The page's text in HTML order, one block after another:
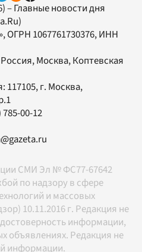
– Главные новости дня
, ОГРН 1067761730376, ИНН
Москва, Коптевская
117105, г. Москва,
785-00-12
СМИ Эл № ФС77-67642
по надзору в сфере
и массовых
10.11.2016 г. Редакция не
информации,
объявлениях. Редакция не
информации.